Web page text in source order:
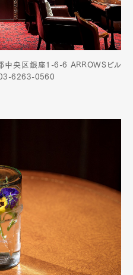
中央区銀座1-6-6 ARROWSビル
6263-0560